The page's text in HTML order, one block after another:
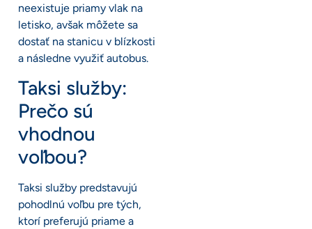
neexistuje priamy vlak na
letisko, avšak môžete sa
dostať na stanicu v blízkosti
a následne využiť autobus.
Taksi služby:
Prečo sú
vhodnou
voľbou?
Taksi služby predstavujú
pohodlnú voľbu pre tých,
ktorí preferujú priame a